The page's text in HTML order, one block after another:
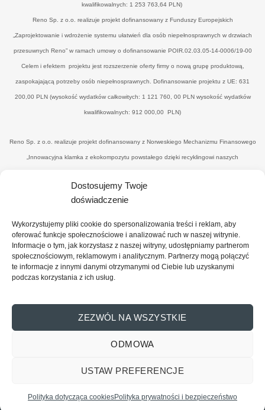
Dostosujemy Twoje
doświadczenie
Wykorzystujemy pliki cookie do spersonalizowania treści i reklam, aby
oferować funkcje społecznościowe i analizować ruch w naszej witrynie.
Informacje o tym, jak korzystasz z naszej witryny, udostępniamy partnerom
społecznościowym, reklamowym i analitycznym. Partnerzy mogą połączyć
te informacje z innymi danymi otrzymanymi od Ciebie lub uzyskanymi
podczas korzystania z ich usług.
ZEZWÓL NA WSZYSTKIE
ODMOWA
USTAW PREFERENCJE
Polityka dotycząca cookiesPolityka prywatności i bezpieczeństwo
kwalifikowalnych: 1 253 763,64 PLN)
Reno Sp. z o.o. realizuje projekt dofinansowany z Funduszy Europejskich
„Zaprojektowanie i wdrożenie systemu ułatwień dla osób niepełnosprawnych w drzwiach
przesuwnych Reno” w ramach umowy o dofinansowanie POIR.02.03.05-14-0006/19-00
Celem i efektem projektu jest rozszerzenie oferty firmy o nową grupę produktową,
zaspokajającą potrzeby osób niepełnosprawnych. Dofinansowanie projektu z UE: 631
200,00 PLN (wysokość wydatków całkowitych: 1 121 760, 00 PLN wysokość wydatków
kwalifikowalnych: 912 000,00 PLN)
Reno Sp. z o.o. realizuje projekt dofinansowany z Norweskiego Mechanizmu Finansowego
„Innowacyjna klamka z ekokompozytu powstałego dzięki recyklingowi naszych
NORW.19.01.04-14-0041/20-00. Celem i efektemjest uzyskanie nowego, konkurencyjnego
produktu - eko-klamki, zredukowanie ilości drewnopochodnych odpadów przez wtórne ich
oraz spoiwa o minimalnym wpływie na środowisko, co zbliży firmę do osiągnięcia statusu
"zero-waste organisation”. Dofinansowanie projektu z UE: 374 101,00 PLN (wysokość
wydatków całkowitych: 818 866, 10 PLN wysokość wydatków kwalifikowalnych: 689
REGULAMIN
POLITYKA PRYWATNOŚCI